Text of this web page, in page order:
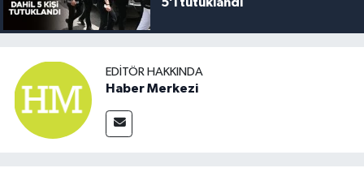
EDITÖR HAKKINDA
Haber Merkezi